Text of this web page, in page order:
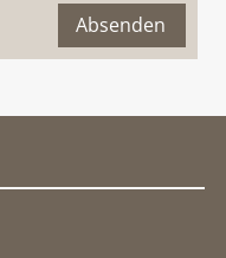
Absenden